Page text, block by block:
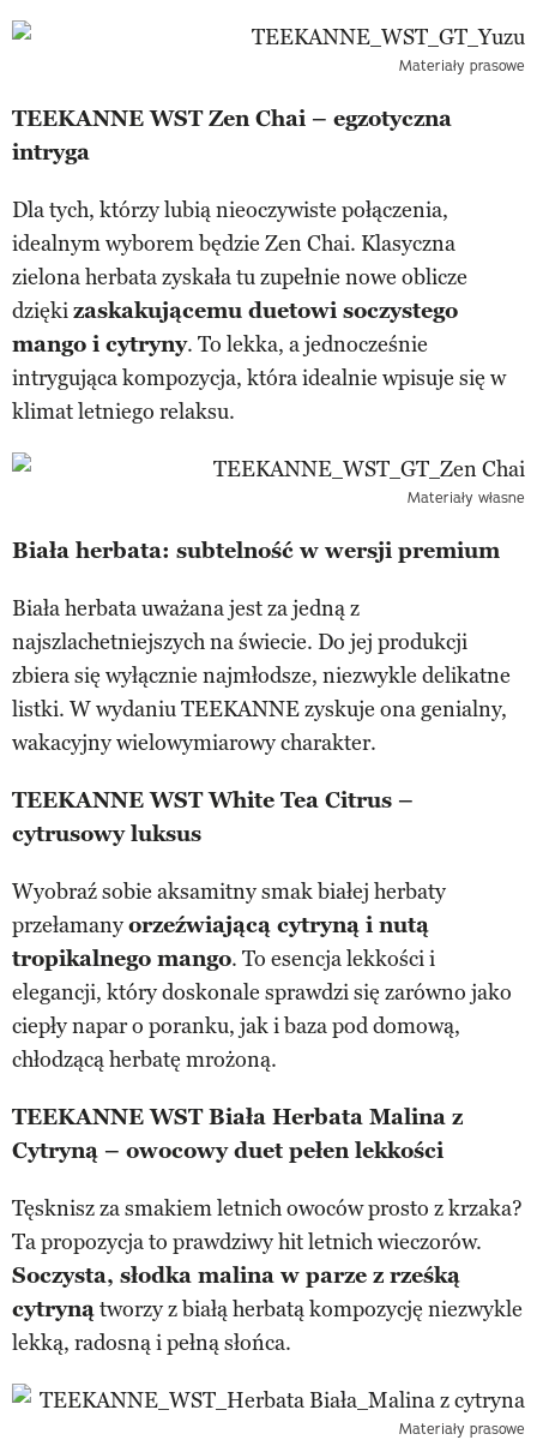
Materiały prasowe
TEEKANNE WST Zen Chai – egzotyczna
intryga
Dla tych, którzy lubią nieoczywiste połączenia,
idealnym wyborem będzie Zen Chai. Klasyczna
zielona herbata zyskała tu zupełnie nowe oblicze
dziękizaskakującemu duetowi soczystego
mango i cytryny. To lekka, a jednocześnie
intrygująca kompozycja, która idealnie wpisuje się w
klimat letniego relaksu.
Materiały własne
Biała herbata: subtelność w wersji premium
Biała herbata uważana jest za jedną z
najszlachetniejszych na świecie. Do jej produkcji
zbiera się wyłącznie najmłodsze, niezwykle delikatne
listki. W wydaniu TEEKANNE zyskuje ona genialny,
wakacyjny wielowymiarowy charakter.
TEEKANNE WST White Tea Citrus –
cytrusowy luksus
Wyobraź sobie aksamitny smak białej herbaty
przełamanyorzeźwiającą cytryną i nutą
tropikalnego mango. To esencja lekkości i
elegancji, który doskonale sprawdzi się zarówno jako
ciepły napar o poranku, jak i baza pod domową,
chłodzącą herbatę mrożoną.
TEEKANNE WST Biała Herbata Malina z
Cytryną – owocowy duet pełen lekkości
Tęsknisz za smakiem letnich owoców prosto z krzaka?
Ta propozycja to prawdziwy hit letnich wieczorów.
Soczysta, słodka malina w parze z rześką
cytrynątworzy z białą herbatą kompozycję niezwykle
lekką, radosną i pełną słońca.
Materiały prasowe